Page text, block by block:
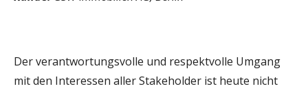
Der verantwortungsvolle und respektvolle Umgang
mit den Interessen aller Stakeholder ist heute nicht